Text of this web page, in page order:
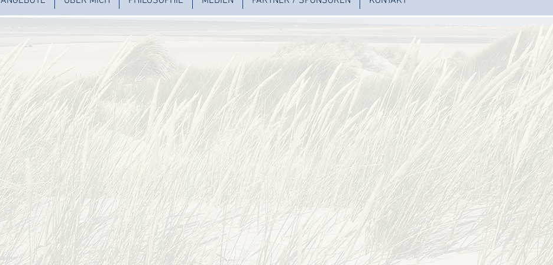
Finde Deinen Weg zu Dir
durch Erwachen, Entscheiden, Lösen, Verändern
Wieder Ganz werden &
Einssein mit Dir und dieser Welt